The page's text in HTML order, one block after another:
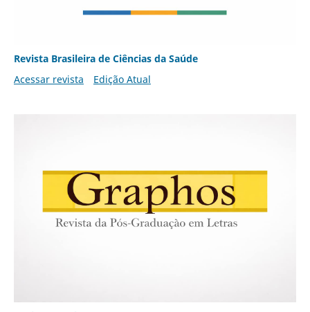
Revista Brasileira de Ciências da Saúde
Acessar revista
Edição Atual